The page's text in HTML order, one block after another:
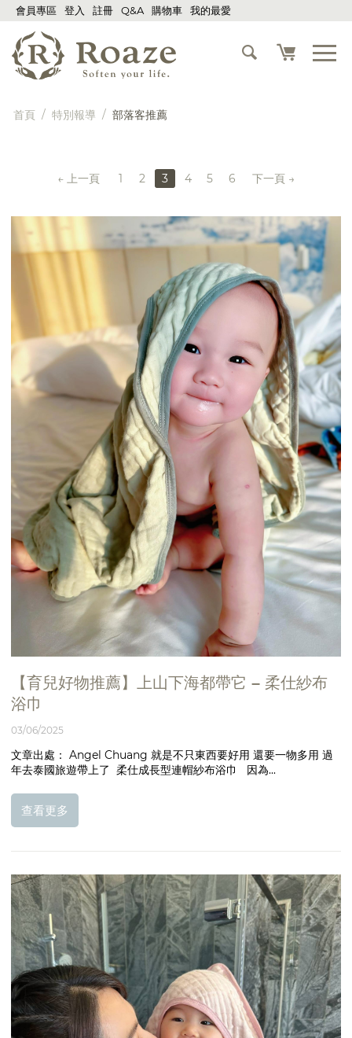
會員專區 登入 註冊 Q&A 購物車 我的最愛
首頁 / 特別報導 / 部落客推薦
上一頁 1 2 3 4 5 6 下一頁
【育兒好物推薦】上山下海都帶它 – 柔仕紗布
浴巾
03/06/2025
文章出處： Angel Chuang 就是不只東西要好用 還要一物多用 過
年去泰國旅遊帶上了 柔仕成長型連帽紗布浴巾 因為...
查看更多